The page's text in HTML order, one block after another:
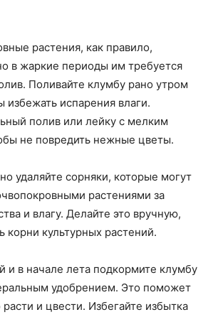
растения, как правило,
в жаркие периоды им требуется
Поливайте клумбу рано утром
избежать испарения влаги.
полив или лейку с мелким
не повредить нежные цветы.
удаляйте сорняки, которые могут
растениями за
и влагу. Делайте это вручную,
корни культурных растений.
и в начале лета подкормите клумбу
удобрением. Это поможет
и цвести. Избегайте избытка